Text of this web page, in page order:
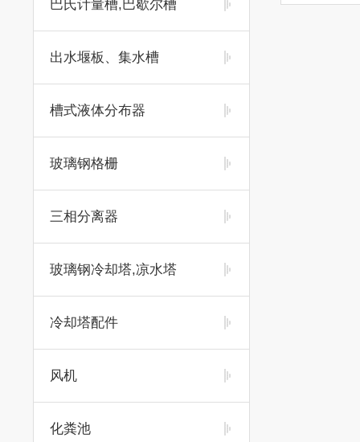
巴氏计量槽,巴歇尔槽
出水堰板、集水槽
槽式液体分布器
玻璃钢格栅
三相分离器
玻璃钢冷却塔,凉水塔
冷却塔配件
风机
化粪池